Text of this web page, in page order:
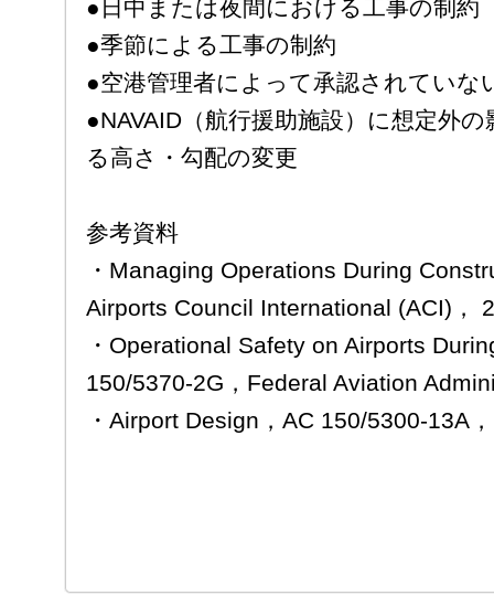
●日中または夜間における工事の制約
●季節による工事の制約
●空港管理者によって承認されていな
●NAVAID（航行援助施設）に想定外
る高さ・勾配の変更
参考資料
・Managing Operations During
Airports Council International (ACI)，
・Operational Safety on Airports
150/5370-2G，Federal Aviation
・Airport Design，AC 150/5300-13A